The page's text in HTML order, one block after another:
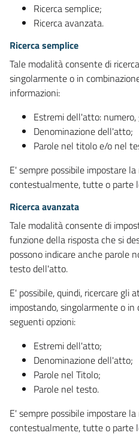
Ricerca semplice;
Ricerca avanzata.
Ricerca semplice
Tale modalità consente di
singolarmente o in
informazioni:
Estremi dell'atto: numero,
Denominazione dell'atto;
Parole nel titolo e/o nel
E' sempre possibile impostare
contestualmente, tutte o parte
Ricerca avanzata
Tale modalità consente di
funzione della risposta che si
possono indicare anche parole
testo dell'atto.
E' possibile, quindi, ricercare gli
impostando, singolarmente o
seguenti opzioni:
Estremi dell'atto;
Denominazione dell'atto;
Parole nel Titolo;
Parole nel testo.
E' sempre possibile impostare
contestualmente, tutte o parte